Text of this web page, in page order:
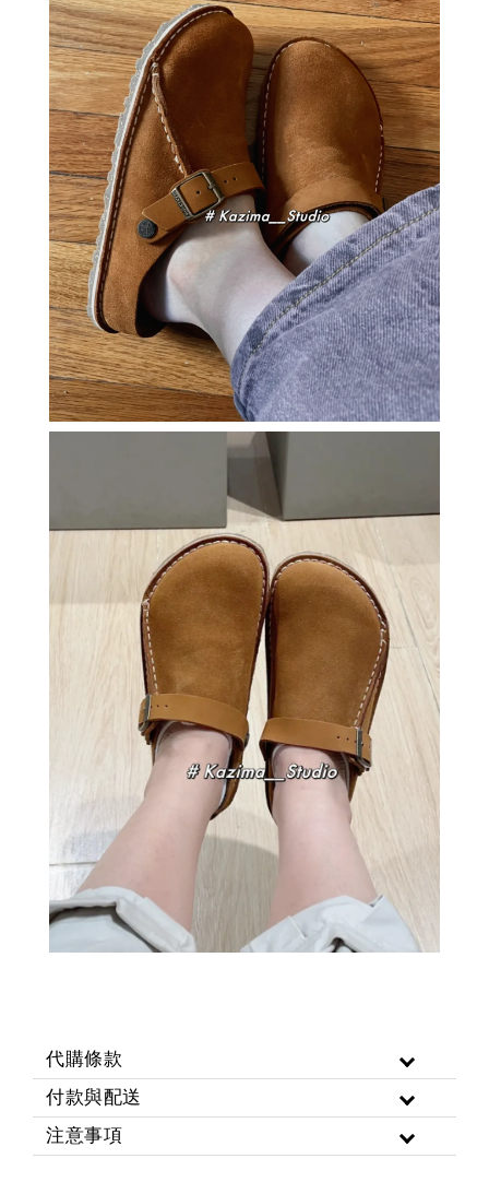
代購條款
付款與配送
注意事項